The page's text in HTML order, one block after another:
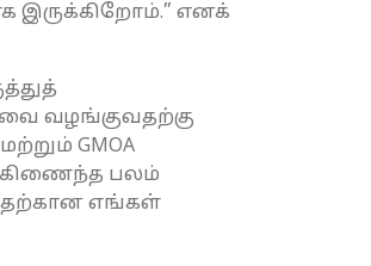
இருக்கிறோம்.” எனக்
வழங்குவதற்கு
GMOA
பலம்
எங்கள்